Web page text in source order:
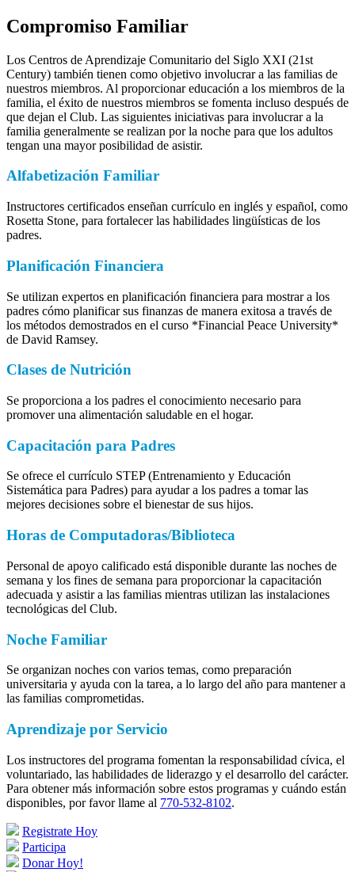
Compromiso Familiar
Los Centros de Aprendizaje Comunitario del Siglo XXI (21st
Century) también tienen como objetivo involucrar a las familias de
nuestros miembros. Al proporcionar educación a los miembros de la
familia, el éxito de nuestros miembros se fomenta incluso después de
que dejan el Club. Las siguientes iniciativas para involucrar a la
familia generalmente se realizan por la noche para que los adultos
tengan una mayor posibilidad de asistir.
Alfabetización Familiar
Instructores certificados enseñan currículo en inglés y español, como
Rosetta Stone, para fortalecer las habilidades lingüísticas de los
padres.
Planificación Financiera
Se utilizan expertos en planificación financiera para mostrar a los
padres cómo planificar sus finanzas de manera exitosa a través de
los métodos demostrados en el curso *Financial Peace University*
de David Ramsey.
Clases de Nutrición
Se proporciona a los padres el conocimiento necesario para
promover una alimentación saludable en el hogar.
Capacitación para Padres
Se ofrece el currículo STEP (Entrenamiento y Educación
Sistemática para Padres) para ayudar a los padres a tomar las
mejores decisiones sobre el bienestar de sus hijos.
Horas de Computadoras/Biblioteca
Personal de apoyo calificado está disponible durante las noches de
semana y los fines de semana para proporcionar la capacitación
adecuada y asistir a las familias mientras utilizan las instalaciones
tecnológicas del Club.
Noche Familiar
Se organizan noches con varios temas, como preparación
universitaria y ayuda con la tarea, a lo largo del año para mantener a
las familias comprometidas.
Aprendizaje por Servicio
Los instructores del programa fomentan la responsabilidad cívica, el
voluntariado, las habilidades de liderazgo y el desarrollo del carácter.
Para obtener más información sobre estos programas y cuándo están
disponibles, por favor llame al 770-532-8102.
Registrate Hoy
Participa
Donar Hoy!